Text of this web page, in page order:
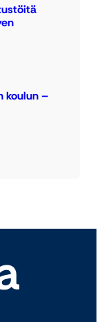
koulun –